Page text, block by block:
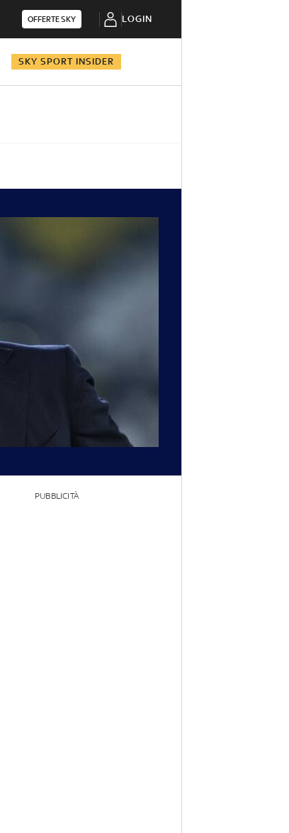
OFFERTE SKY LOGIN
SKY SPORT INSIDER
PUBBLICITÀ